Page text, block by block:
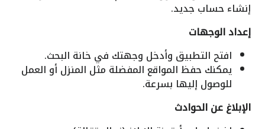
إنشاء حساب جديد.
إعداد الوجهات
افتح التطبيق وأدخل وجهتك في خانة البحث.
يمكنك حفظ المواقع المفضلة مثل المنزل أو العمل
للوصول إليها بسرعة.
الإبلاغ عن الحوادث